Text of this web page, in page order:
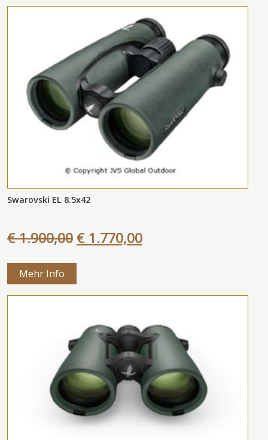
Swarovski EL 8.5x42
€ 1.900,00 € 1.770,00
Mehr Info